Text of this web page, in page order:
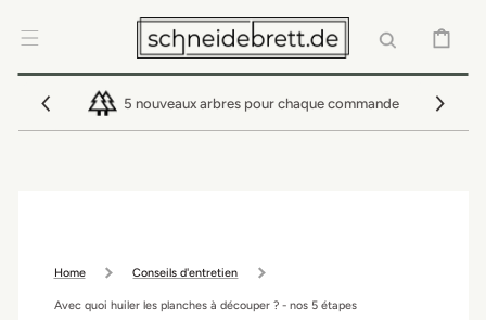
CONTENU
PANIER
5 nouveaux arbres pour chaque commande
Home Conseils d'entretien
Avec quoi huiler les planches à découper ? - nos 5 étapes